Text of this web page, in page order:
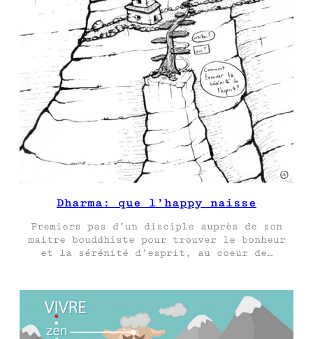
Dharma: que l’happy naisse
Premiers pas d’un disciple auprès de son
maitre bouddhiste pour trouver le bonheur
et la sérénité d’esprit, au coeur de…